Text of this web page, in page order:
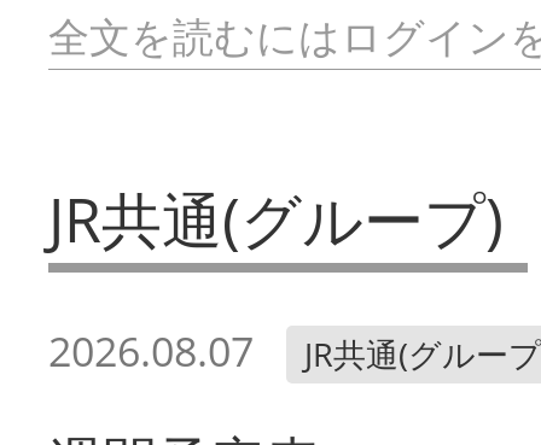
全文を読むにはログイン
JR共通(グループ)
2026.08.07 JR共通(グルー